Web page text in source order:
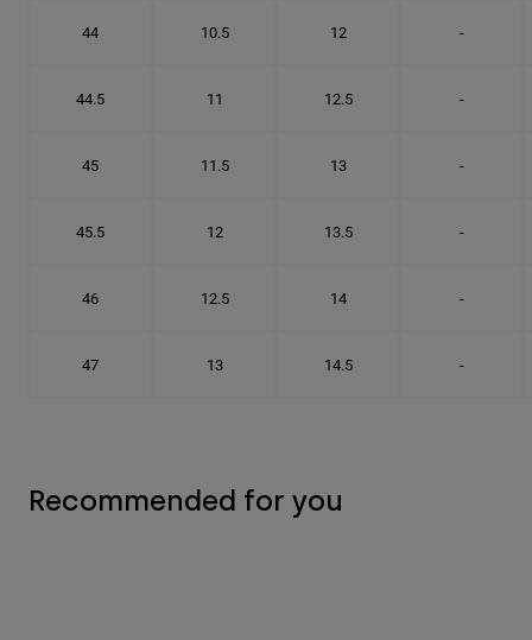
44 10.5 12 -
44.5 11 12.5 -
45 11.5 13 -
45.5 12 13.5 -
46 12.5 14 -
47 13 14.5 -
Recommended for you